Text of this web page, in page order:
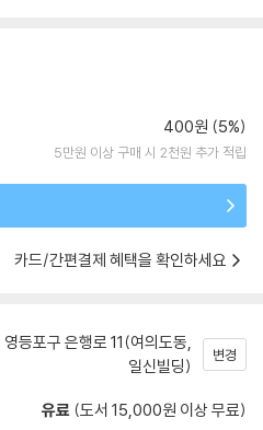
400원 (5%)
5만원 이상 구매 시 2천원 추가 적립
카드/간편결제 혜택을 확인하세요
등포구 은행로 11(여의도동,
일신빌딩)
변경
유료 (도서 15,000원 이상 무료)